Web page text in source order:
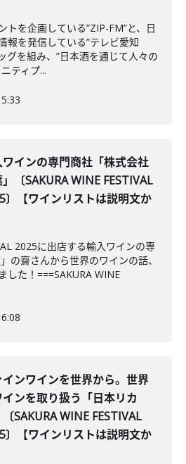
トを企画している”ZIP-FM”と、日
報を発信している”テレビ愛知
グを組み、”日本酒を通じて人々の
ティプ...
インの専門商社「株式会社
〔SAKURA WINE FESTIVAL
〕【ワインリストは説明文か
2025に出店する輸入ワインの専
の齋さんから世界のワインの話、
した！===SAKURA WINE
インワインを世界から。世界
インを取り扱う「日本リカ
SAKURA WINE FESTIVAL
〕【ワインリストは説明文か